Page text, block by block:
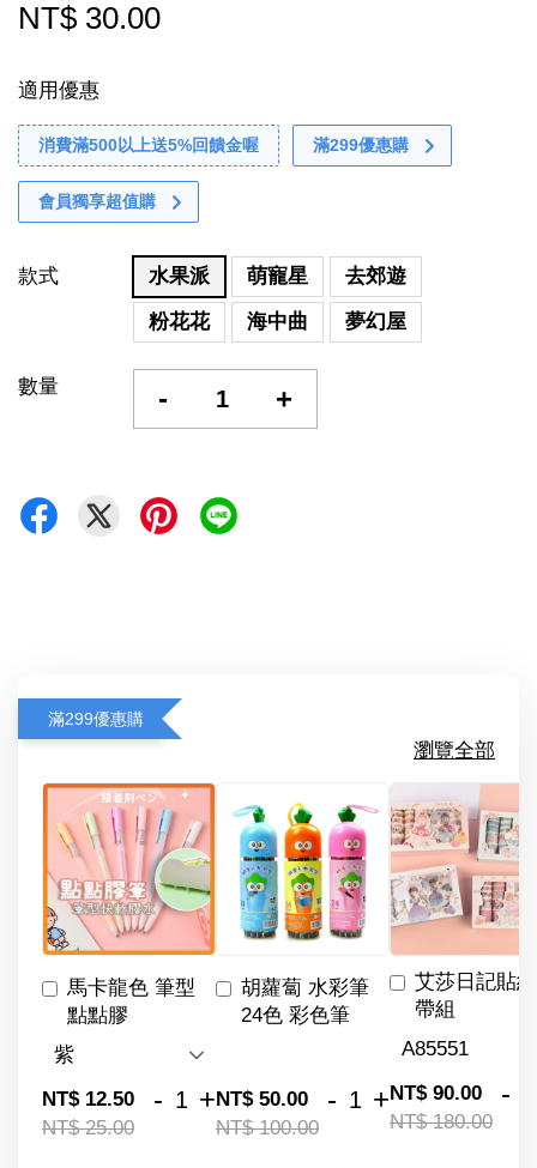
NT$ 30.00
適用優惠
消費滿500以上送5%回饋金喔 滿299優惠購
會員獨享超值購
款式 水果派 萌寵星
去郊遊
粉花花
海中曲 夢幻屋
數量 - +
滿299優惠購
瀏覽全部
馬卡龍色 筆型
點點膠
NT$ 12.50
NT$ 25.00
- +
胡蘿蔔 水彩筆
24色 彩色筆
NT$ 50.00
NT$ 100.00
- +
艾莎日記貼
帶組
NT$ 90.00
NT$ 180.00
-